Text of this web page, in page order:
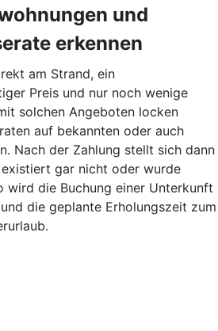
und
erkennen
am Strand, ein
Preis und nur noch wenige
solchen Angeboten locken
auf bekannten oder auch
Nach der Zahlung stellt sich dann
gar nicht oder wurde
wird die Buchung einer Unterkunft
die geplante Erholungszeit zum